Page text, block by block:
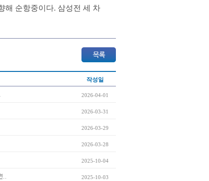
해 순항중이다. 삼성전 세 차
작성일
2026-04-01
2026-03-31
2026-03-29
2026-03-28
2025-10-04
2025-10-03